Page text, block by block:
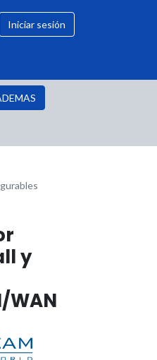
Iniciar sesión
y
WAN